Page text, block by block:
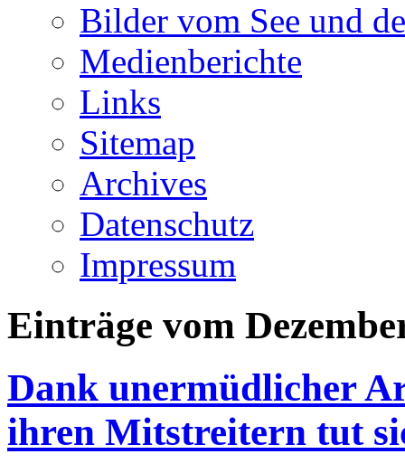
Bilder vom See und
Medienberichte
Links
Sitemap
Archives
Datenschutz
Impressum
Einträge vom
Dank unermüdlicher
ihren Mitstreitern tut